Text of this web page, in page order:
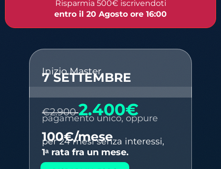
Risparmia 500€ iscrivendoti
entro il 20 Agosto ore 16:00
Inizio Master
7 SETTEMBRE
€2.900 2.400€
pagamento unico, oppure
100€/mese
per 24 mesi senza interessi,
1ᵃ rata fra un mese.